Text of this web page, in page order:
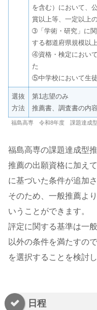
を含む）において、
賞以上等、一定以上
➂「学術・研究」に
する都道府県規模以
④資格・検定におい
た
⑤中学校において生
選抜
方法
第1志望のみ
推薦書、調査書の内
福島高専 令和8年度 課題達成型
福島高専の課題達成型
推薦の出願資格に加え
に基づいた条件が追加
そのため、一般推薦よ
いうことができます。
評定に関する基準は一
以外の条件を満たすの
を選択することを検討
日程